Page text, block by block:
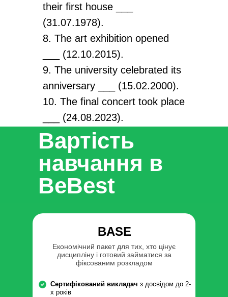
their first house ___
(31.07.1978).
8. The art exhibition opened
___ (12.10.2015).
9. The university celebrated its
anniversary ___ (15.02.2000).
10. The final concert took place
___ (24.08.2023).
✅ Відповіді до всіх завдань
ви знайдете в кінці сторінки
Вартість
навчання в
BeBest
BASE
Сертифікований викладач з досвідом до 2-
х років
Економічний пакет для тих, хто цінує
дисципліну і готовий займатися за
фіксованим розкладом